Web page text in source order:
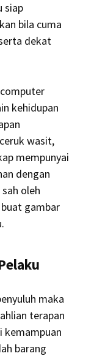
siap
bila cuma
dekat
kehidupan
wasit,
mempunyai
dengan
oleh
gambar
maka
terapan
kemampuan
barang